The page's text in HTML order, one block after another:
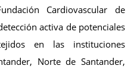
Cardiovascular de
activa de potenciales
en las instituciones
Norte de Santander,